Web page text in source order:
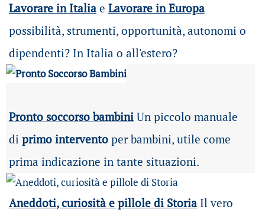
Lavorare in Italia e Lavorare in Europa
possibilità, strumenti, opportunità, autonomi o
dipendenti? In Italia o all'estero?
Pronto soccorso bambiniUn piccolo manuale
di primo interventoper bambini, utile come
prima indicazione in tante situazioni.
Aneddoti, curiosità e pillole di Storia Il vero